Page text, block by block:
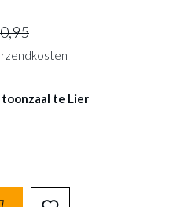
te Lier